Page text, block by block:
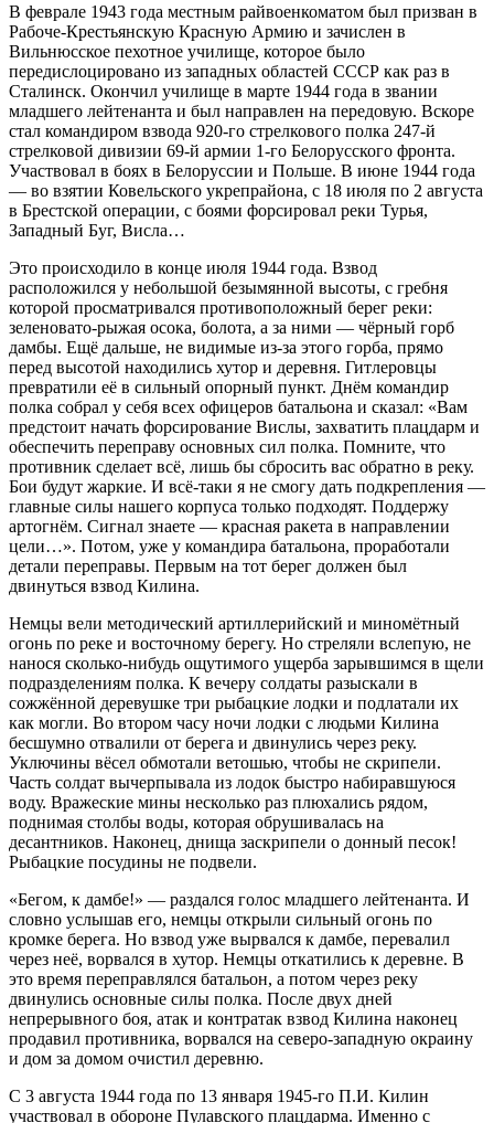
В феврале 1943 года местным райвоенкоматом был призван в
Рабоче-Крестьянскую Красную Армию и зачислен в
Вильнюсское пехотное училище, которое было
передислоцировано из западных областей СССР как раз в
Сталинск. Окончил училище в марте 1944 года в звании
младшего лейтенанта и был направлен на передовую. Вскоре
стал командиром взвода 920-го стрелкового полка 247-й
стрелковой дивизии 69-й армии 1-го Белорусского фронта.
Участвовал в боях в Белоруссии и Польше. В июне 1944 года
— во взятии Ковельского укрепрайона, с 18 июля по 2 августа
в Брестской операции, с боями форсировал реки Турья,
Западный Буг, Висла…
Это происходило в конце июля 1944 года. Взвод
расположился у небольшой безымянной высоты, с гребня
которой просматривался противоположный берег реки:
зеленовато-рыжая осока, болота, а за ними — чёрный горб
дамбы. Ещё дальше, не видимые из-за этого горба, прямо
перед высотой находились хутор и деревня. Гитлеровцы
превратили её в сильный опорный пункт. Днём командир
полка собрал у себя всех офицеров батальона и сказал: «Вам
предстоит начать форсирование Вислы, захватить плацдарм и
обеспечить переправу основных сил полка. Помните, что
противник сделает всё, лишь бы сбросить вас обратно в реку.
Бои будут жаркие. И всё-таки я не смогу дать подкрепления —
главные силы нашего корпуса только подходят. Поддержу
артогнём. Сигнал знаете — красная ракета в направлении
цели…». Потом, уже у командира батальона, проработали
детали переправы. Первым на тот берег должен был
двинуться взвод Килина.
Немцы вели методический артиллерийский и миномётный
огонь по реке и восточному берегу. Но стреляли вслепую, не
нанося сколько-нибудь ощутимого ущерба зарывшимся в щели
подразделениям полка. К вечеру солдаты разыскали в
сожжённой деревушке три рыбацкие лодки и подлатали их
как могли. Во втором часу ночи лодки с людьми Килина
бесшумно отвалили от берега и двинулись через реку.
Уключины вёсел обмотали ветошью, чтобы не скрипели.
Часть солдат вычерпывала из лодок быстро набиравшуюся
воду. Вражеские мины несколько раз плюхались рядом,
поднимая столбы воды, которая обрушивалась на
десантников. Наконец, днища заскрипели о донный песок!
Рыбацкие посудины не подвели.
«Бегом, к дамбе!» — раздался голос младшего лейтенанта. И
словно услышав его, немцы открыли сильный огонь по
кромке берега. Но взвод уже вырвался к дамбе, перевалил
через неё, ворвался в хутор. Немцы откатились к деревне. В
это время переправлялся батальон, а потом через реку
двинулись основные силы полка. После двух дней
непрерывного боя, атак и контратак взвод Килина наконец
продавил противника, ворвался на северо-западную окраину
и дом за домом очистил деревню.
С 3 августа 1944 года по 13 января 1945-го П.И. Килин
участвовал в обороне Пулавского плацдарма. Именно с